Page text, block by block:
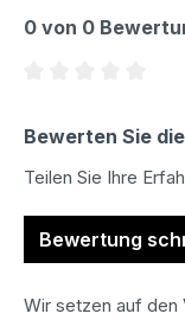
0 von 0
Bewerten Sie
Teilen Sie Ihre
Bewertung
Wir setzen auf den